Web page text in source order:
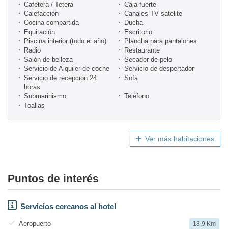
Cafetera / Tetera
Caja fuerte
Calefacción
Canales TV satelite
Cocina compartida
Ducha
Equitación
Escritorio
Piscina interior (todo el año)
Plancha para pantalones
Radio
Restaurante
Salón de belleza
Secador de pelo
Servicio de Alquiler de coche
Servicio de despertador
Servicio de recepción 24
horas
Sofá
Submarinismo
Teléfono
Toallas
Ver más habitaciones
Puntos de interés
Servicios cercanos al hotel
Aeropuerto 18,9 Km